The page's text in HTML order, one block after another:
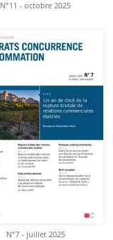
N°11 - octobre 2025
N°7 - juillet 2025